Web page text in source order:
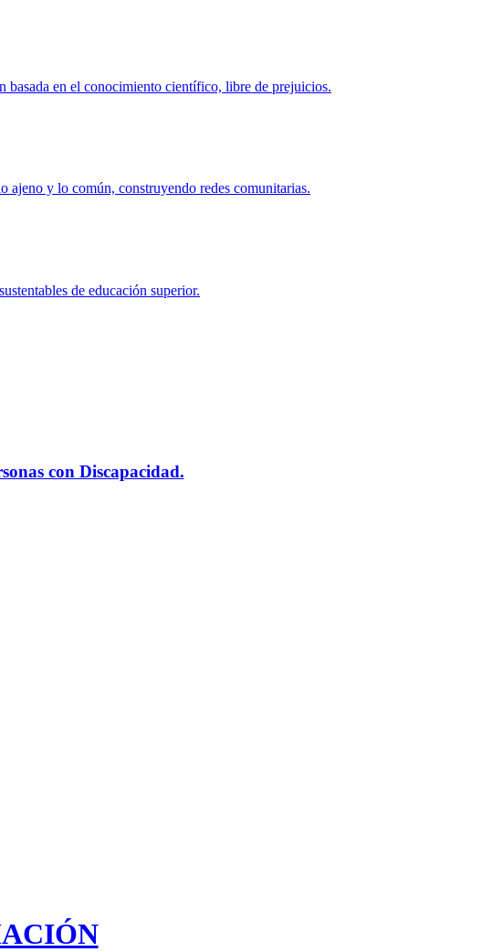
en el conocimiento científico, libre de prejuicios.
ajeno y lo común, construyendo redes comunitarias.
de educación superior.
con Discapacidad.